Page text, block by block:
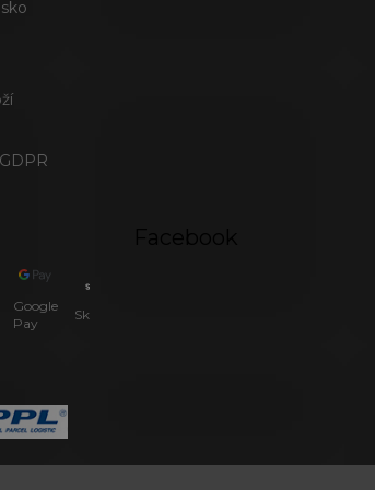
Google
Pay
SkipPay